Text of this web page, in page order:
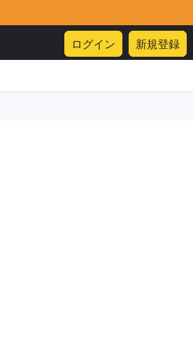
ログイン 新規登録